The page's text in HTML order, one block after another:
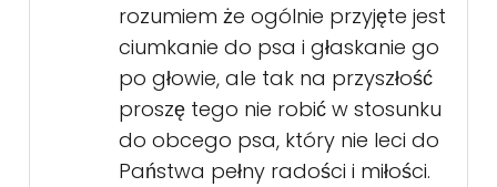
rozumiem że ogólnie przyjęte jest
ciumkanie do psa i głaskanie go
po głowie, ale tak na przyszłość
proszę tego nie robić w stosunku
do obcego psa, który nie leci do
Państwa pełny radości i miłości.